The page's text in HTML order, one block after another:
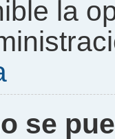
la
se